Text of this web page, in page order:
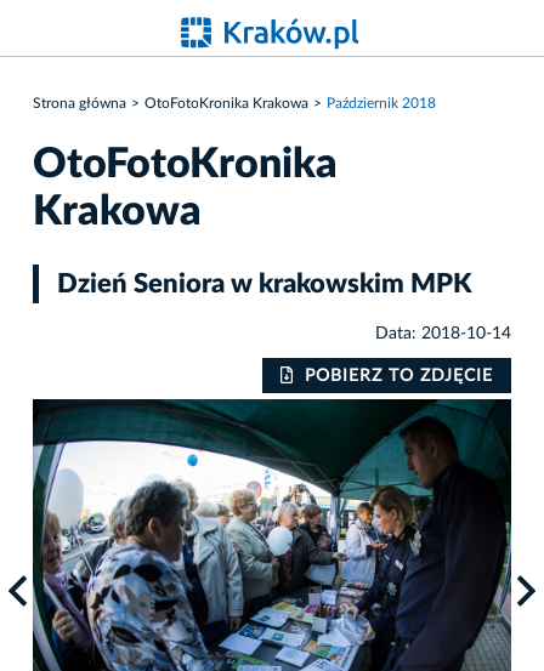
Strona główna OtoFotoKronika Krakowa Październik 2018
OtoFotoKronika
Krakowa
Dzień Seniora w krakowskim MPK
Data: 2018-10-14
POBIERZ TO ZDJĘCIE